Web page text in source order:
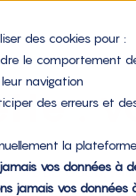
des cookies pour :
le comportement
navigation
des erreurs et
la plateforme
vos données à
jamais vos données
:
WE DO GOOD,